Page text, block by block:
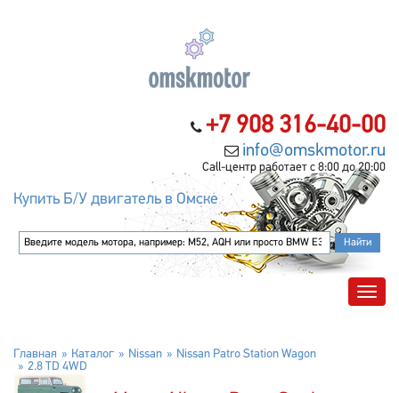
+7 908 316-40-00
info@omskmotor.ru
Call-центр работает с 8:00 до 20:00
Купить Б/У двигатель в Омске
Главная Каталог Nissan
Nissan Patro Station Wagon
2.8 TD 4WD